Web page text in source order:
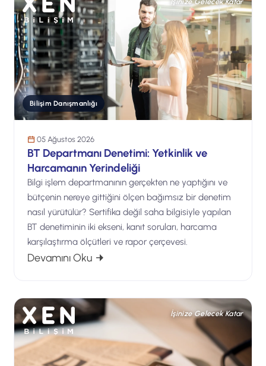
Bilişim Danışmanlığı
05 Ağustos 2026
BT Departmanı Denetimi: Yetkinlik ve
Harcamanın Yerindeliği
Bilgi işlem departmanının gerçekten ne yaptığını ve
bütçenin nereye gittiğini ölçen bağımsız bir denetim
nasıl yürütülür? Sertifika değil saha bilgisiyle yapılan
BT denetiminin iki ekseni, kanıt soruları, harcama
karşılaştırma ölçütleri ve rapor çerçevesi.
Devamını Oku: BT Departmanı Denetimi: Yetkinlik
İşinize Gelecek Katar